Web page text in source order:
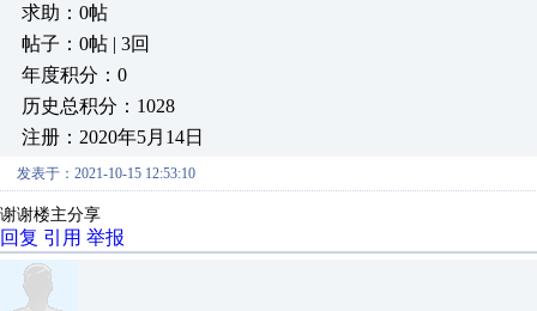
求助：0帖
帖子：0帖 | 3回
年度积分：0
历史总积分：1028
注册：2020年5月14日
发表于：2021-10-15 12:53:10
谢谢楼主分享
回复 引用 举报